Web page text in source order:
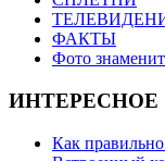
ФАКТЫ
Фото
ИНТЕРЕСНОЕ
Как